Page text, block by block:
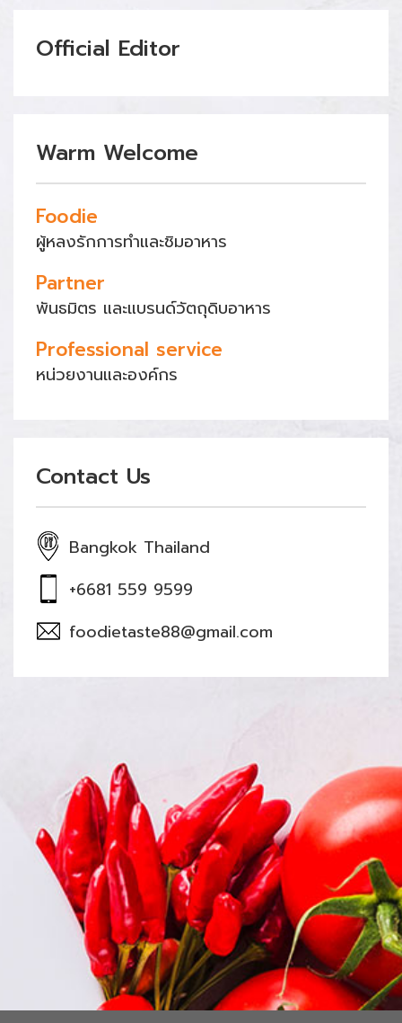
Official Editor
Warm Welcome
Foodie
ผู้หลงรักการทำและชิมอาหาร
Partner
พันธมิตร และแบรนด์วัตถุดิบอาหาร
Professional service
หน่วยงานและองค์กร
Contact Us
Bangkok Thailand
+6681 559 9599
foodietaste88@gmail.com